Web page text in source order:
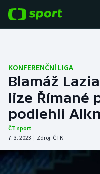
Fotbal
Hokej
Tenis
Atletika
Cyklistika
KONFERENČNÍ LIGA
Blamáž
lize Římané
podlehli
ČT sport
7. 3. 2023 | Zdroj: ČTK